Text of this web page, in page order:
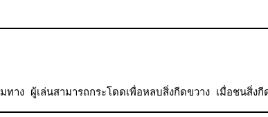
ทาง ผู้เล่นสามารถกระโดดเพื่อหลบสิ่งกีดขวาง เมื่อชนสิ่